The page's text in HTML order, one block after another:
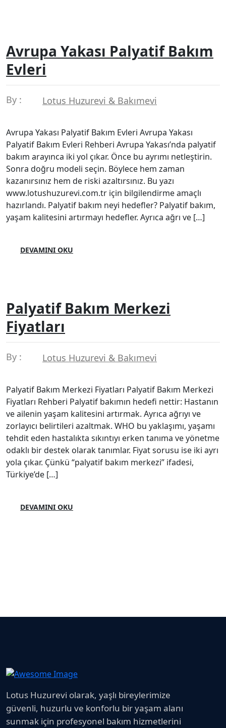
Avrupa Yakası Palyatif Bakım
Evleri
By : Lotus Huzurevi & Bakımevi
Avrupa Yakası Palyatif Bakım Evleri Avrupa Yakası
Palyatif Bakım Evleri Rehberi Avrupa Yakası’nda palyatif
bakım arayınca iki yol çıkar. Önce bu ayrımı netleştirin.
Sonra doğru modeli seçin. Böylece hem zaman
kazanırsınız hem de riski azaltırsınız. Bu yazı
www.lotushuzurevi.com.tr için bilgilendirme amaçlı
hazırlandı. Palyatif bakım neyi hedefler? Palyatif bakım,
yaşam kalitesini artırmayı hedefler. Ayrıca ağrı ve […]
DEVAMINI OKU
Palyatif Bakım Merkezi
Fiyatları
By : Lotus Huzurevi & Bakımevi
Palyatif Bakım Merkezi Fiyatları Palyatif Bakım Merkezi
Fiyatları Rehberi Palyatif bakımın hedefi nettir: Hastanın
ve ailenin yaşam kalitesini artırmak. Ayrıca ağrıyı ve
zorlayıcı belirtileri azaltmak. WHO bu yaklaşımı, yaşamı
tehdit eden hastalıkta sıkıntıyı erken tanıma ve yönetme
odaklı bir destek olarak tanımlar. Fiyat sorusu ise iki ayrı
yola çıkar. Çünkü “palyatif bakım merkezi” ifadesi,
Türkiye’de […]
DEVAMINI OKU
Lotus Huzurevi olarak, yaşlı bireylerimize
güvenli, huzurlu ve konforlu bir yaşam alanı
sunmak için profesyonel bakım hizmetlerini